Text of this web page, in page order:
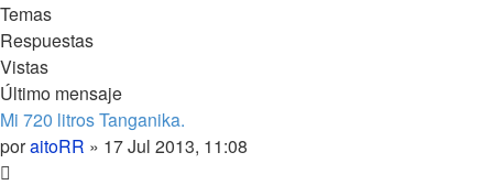
Temas
Respuestas
Vistas
Último mensaje
Mi 720 litros Tanganika.
poraitoRR » 17 Jul 2013, 11:08